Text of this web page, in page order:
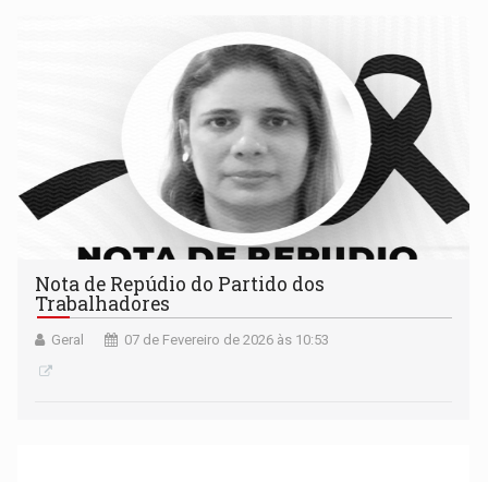
Nota de Repúdio do Partido dos
Trabalhadores
Geral 07 de Fevereiro de 2026 às 10:53